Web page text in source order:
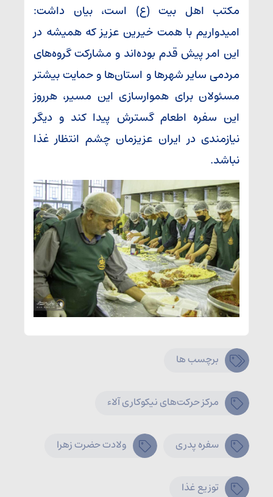
مکتب اهل بیت (ع) است، بیان داشت:
امیدواریم با همت خیرین عزیز که همیشه در
این امر پیش قدم بوده‌اند و مشارکت گروه‌های
مردمی سایر شهرها و استان‌ها و حمایت بیشتر
مسئولان برای هموارسازی این مسیر، هرروز
این سفره اطعام گسترش پیدا کند و دیگر
نیازمندی در ایران عزیزمان چشم انتظار غذا
نباشد.
برچسب ها
مرکز حرکت‌های نیکوکاری آلاء
سفره پدری ولادت حضرت زهرا
توزیع غذا